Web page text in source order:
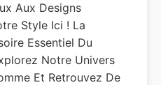
Aux Designs
Style Ici ! La
Essentiel Du
Notre Univers
Et Retrouvez De